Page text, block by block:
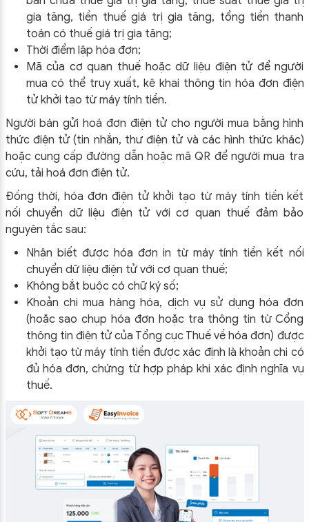
gia tăng, tiền thuế giá trị gia tăng, tổng tiền thanh
toán có thuế giá trị gia tăng;
Thời điểm lập hóa đơn;
Mã của cơ quan thuế hoặc dữ liệu điện tử để người
mua có thể truy xuất, kê khai thông tin hóa đơn điện
tử khởi tạo từ máy tính tiền.
Người bán gửi hoá đơn điện tử cho người mua bằng hình
thức điện tử (tin nhắn, thư điện tử và các hình thức khác)
hoặc cung cấp đường dẫn hoặc mã QR để người mua tra
cứu, tải hoá đơn điện tử.
Đồng thời, hóa đơn điện tử khởi tạo từ máy tính tiền kết
nối chuyển dữ liệu điện tử với cơ quan thuế đảm bảo
nguyên tắc sau:
Nhận biết được hóa đơn in từ máy tính tiền kết nối
chuyển dữ liệu điện tử với cơ quan thuế;
Không bắt buộc có chữ ký số;
Khoản chi mua hàng hóa, dịch vụ sử dụng hóa đơn
(hoặc sao chụp hóa đơn hoặc tra thông tin từ Cổng
thông tin điện tử của Tổng cục Thuế về hóa đơn) được
khởi tạo từ máy tính tiền được xác định là khoản chi có
đủ hóa đơn, chứng từ hợp pháp khi xác định nghĩa vụ
thuế.